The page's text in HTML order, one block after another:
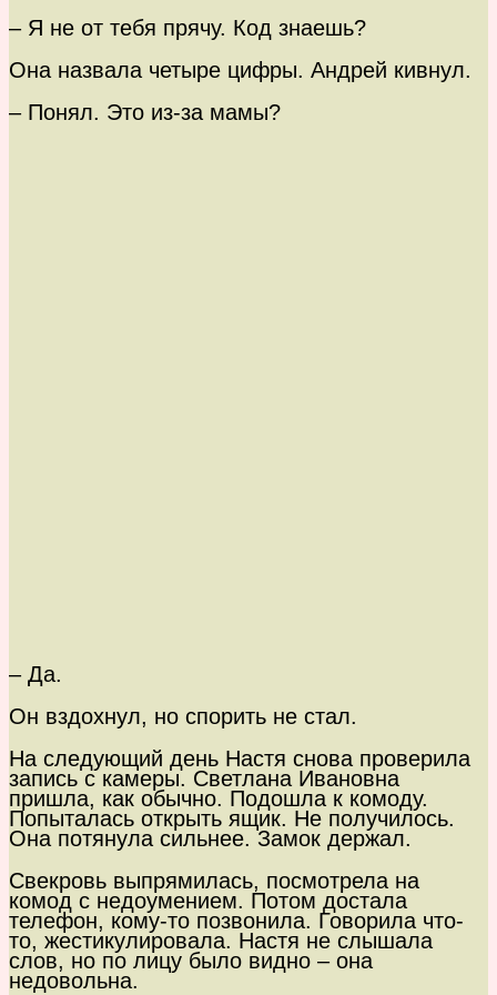
– Я не от тебя прячу. Код знаешь?
Она назвала четыре цифры. Андрей кивнул.
– Понял. Это из-за мамы?
– Да.
Он вздохнул, но спорить не стал.
На следующий день Настя снова проверила
запись с камеры. Светлана Ивановна
пришла, как обычно. Подошла к комоду.
Попыталась открыть ящик. Не получилось.
Она потянула сильнее. Замок держал.
Свекровь выпрямилась, посмотрела на
комод с недоумением. Потом достала
телефон, кому-то позвонила. Говорила что-
то, жестикулировала. Настя не слышала
слов, но по лицу было видно – она
недовольна.